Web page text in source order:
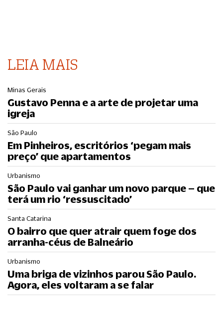
LEIA MAIS
Minas Gerais
Gustavo Penna e a arte de projetar uma
igreja
São Paulo
Em Pinheiros, escritórios ‘pegam mais
preço’ que apartamentos
Urbanismo
São Paulo vai ganhar um novo parque – que
terá um rio ‘ressuscitado’
Santa Catarina
O bairro que quer atrair quem foge dos
arranha-céus de Balneário
Urbanismo
Uma briga de vizinhos parou São Paulo.
Agora, eles voltaram a se falar